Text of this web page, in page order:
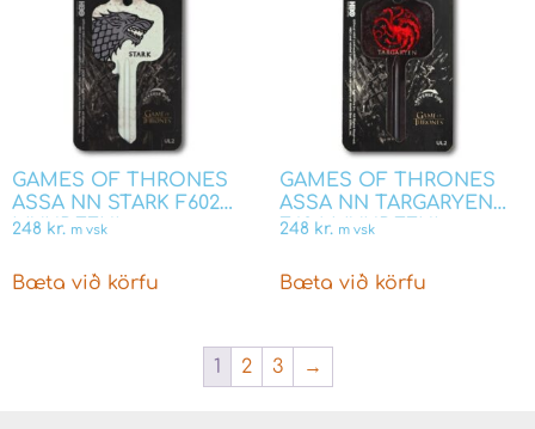
GAMES OF THRONES
ASSA NN STARK F602
MYNDEFNI
248 kr. m vsk
Bæta við körfu
GAMES OF THRONES
ASSA NN TARGARYEN
F604 MYNDEFNI
248 kr. m vsk
Bæta við körfu
1 2 3 →